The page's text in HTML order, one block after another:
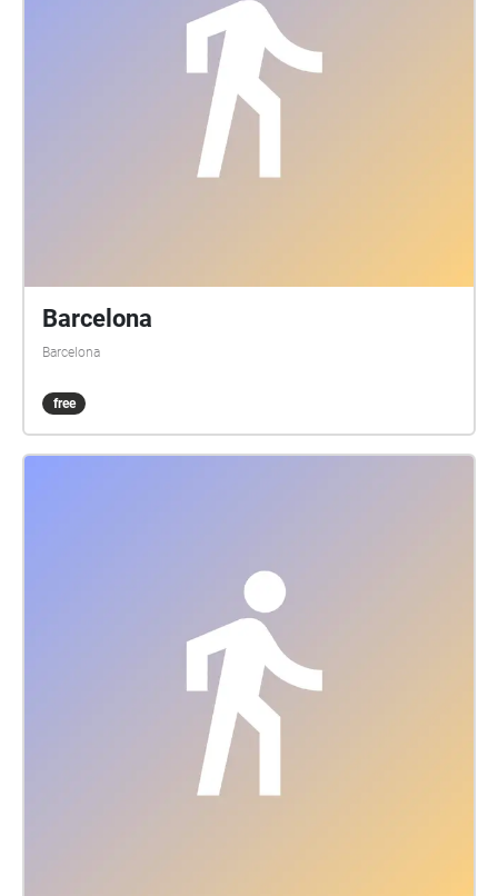
información de cada obra. Las obras seleccionadas
son de lxs artistas: Florence Cats/Lilja María
Ásmundsdóttir (Belgium/Iceland), Kaur Chimuk
(India), Chong Li-Chuan (Singapore), Mariana Pinto
Coelho Dias (Portugal), Lagos Sound Artists
Collective (Nigeria), Nicole L’Huillier (Chile/Germany),
Graciela Muñoz (Chile), Lujáne Vaqar Pagganwala
Merche Blasco, Violeta Mayoral, Cristobal
Dañobeitia, Paula Guersenzvaig, Helga Juárez y
Barcelona Listening Biennial, the Critical Listening
Group aacehmmmmpprv proposes a map that
connects a selection of the pieces curated by
Soledad García Saavedra, Alecia Neo, Suvani Suri,
spaces: the city center, Montjuic, and the port of
simply go to one of these spaces to listen to the
pieces. The areas on the map are demarcated and
contain information about each work. The selected
works are by the artists: Florence Cats/Lilja María
Ásmundsdóttir (Belgium/Iceland), Kaur Chimuk
(India), Chong Li-Chuan (Singapore), Mariana Pinto
Coelho Dias (Portugal), Lagos Sound Artists
Barcelona
Barcelona
free